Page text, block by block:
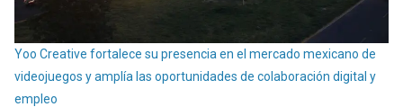
Yoo Creative fortalece su presencia en el mercado mexicano de
videojuegos y amplía las oportunidades de colaboración digital y
empleo